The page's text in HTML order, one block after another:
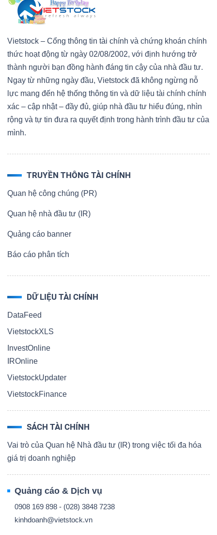
Vietstock – Cổng thông tin tài chính và chứng khoán chính
thức hoạt động từ ngày 02/08/2002, với định hướng trở
thành người bạn đồng hành đáng tin cậy của nhà đầu tư.
Ngay từ những ngày đầu, Vietstock đã không ngừng nỗ
lực mang đến hệ thống thông tin và dữ liệu tài chính chính
xác – cập nhật – đầy đủ, giúp nhà đầu tư hiểu đúng, nhìn
rộng và tự tin đưa ra quyết định trong hành trình đầu tư của
mình.
TRUYỀN THÔNG TÀI CHÍNH
Quan hệ công chúng (PR)
Quan hệ nhà đầu tư (IR)
Quảng cáo banner
Báo cáo phân tích
DỮ LIỆU TÀI CHÍNH
DataFeed
VietstockXLS
InvestOnline
IROnline
VietstockUpdater
VietstockFinance
SÁCH TÀI CHÍNH
Vai trò của Quan hệ Nhà đầu tư (IR) trong việc tối đa hóa
giá trị doanh nghiệp
Quảng cáo & Dịch vụ
0908 169 898 - (028) 3848 7238
kinhdoanh@vietstock.vn